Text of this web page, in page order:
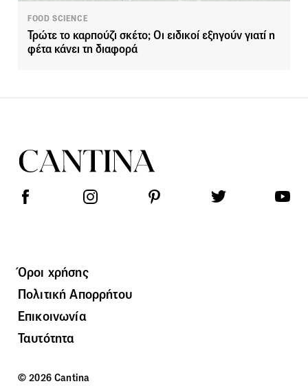
FOOD SCIENCE
Τρώτε το καρπούζι σκέτο; Οι ειδικοί εξηγούν γιατί η
φέτα κάνει τη διαφορά
Όροι χρήσης
Πολιτική Απορρήτου
Επικοινωνία
Ταυτότητα
© 2026 Cantina